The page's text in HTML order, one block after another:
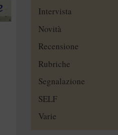
Intervista
Novità
Recensione
Rubriche
Segnalazione
SELF
Varie